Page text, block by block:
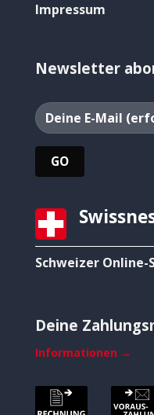
Impressum
Newsletter
Schweizer Online-
Deine
Informationen →